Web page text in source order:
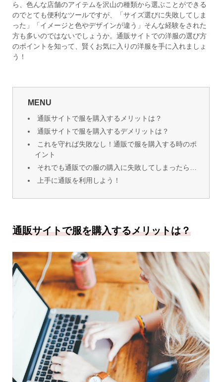
ら、色んな店舗のアイテムを沢山の種類から選ぶことができる
のでとても便利なツールですが、「サイズ選びに失敗してしま
った」「イメージと色やデザインが違う」そんな経験をされた
方も多いのではないでしょうか。通販サイトでの洋服の選び方
のポイントを知って、賢くお気に入りの洋服を手に入れましょ
う！
MENU
通販サイトで服を購入するメリットは？
通販サイトで服を購入するデメリットは？
これを守れば失敗なし！通販で服を購入する時のポ
イント
それでも通販での服の購入に失敗してしまったら…
上手に通販を利用しよう！
通販サイトで服を購入するメリットは？